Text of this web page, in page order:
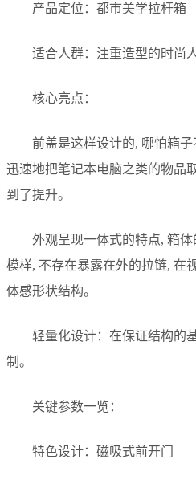
产品定位：都市美学拉杆箱
适合人群：注重造型的时尚
核心亮点：
前盖是这样设计的, 哪怕箱
迅速地把笔记本电脑之类的物品
到了提升。
外观呈现一体式的特点, 箱
模样, 不存在暴露在外的拉链, 在
体感形状结构。
轻量化设计：在保证结构的
制。
关键参数一览：
特色设计：磁吸式前开门